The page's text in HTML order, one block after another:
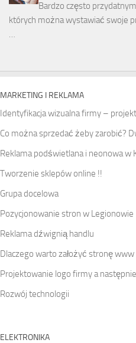
Bardzo często
których można wystawiać swoje
…
MARKETING I REKLAMA
Identyfikacja wizualna firmy –
Co można sprzedać żeby zarobić?
Reklama podświetlana i neonowa w
Tworzenie sklepów online !!
Grupa docelowa
Pozycjonowanie stron w Legionowie
Reklama dźwignią handlu
Dlaczego warto założyć stronę
Projektowanie logo firmy a
Rozwój technologii
ELEKTRONIKA